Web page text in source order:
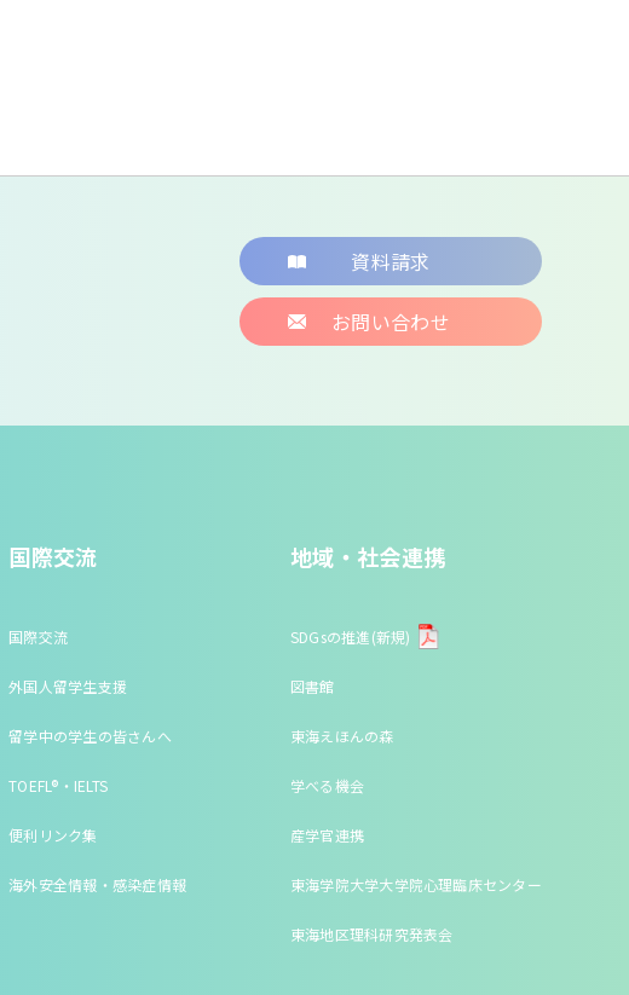
資料請求
お問い合わせ
国際交流
国際交流
外国人留学生支援
留学中の学生の皆さんへ
TOEFL®・IELTS
便利リンク集
海外安全情報・感染症情報
地域・社会連携
SDGsの推進(新規)
図書館
東海えほんの森
学べる機会
産学官連携
東海学院大学大学院心理臨床センター
東海地区理科研究発表会